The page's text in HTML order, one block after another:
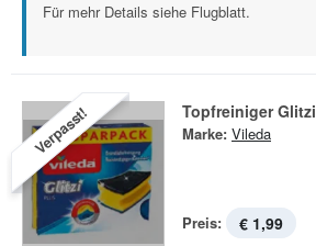
Für mehr Details siehe Flugblatt.
Verpasst! Topfreiniger Glitzi
Marke: Vileda
Preis: € 1,99